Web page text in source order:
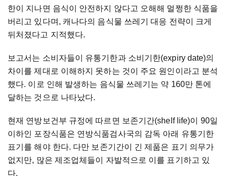
한이 지나면 음식이 안전하지 않다고 오해해 멀쩡한 식품을
버리고 있다며, 캐나다의 음식물 쓰레기 대응 전략이 크게
뒤처졌다고 지적했다.
보고서는 소비자들이 유통기한과 소비기한(expiry date)의
차이를 제대로 이해하지 못하는 것이 주요 원인이라고 분석
했다. 이로 인해 발생하는 음식물 쓰레기는 약 160만 톤에
달하는 것으로 나타났다.
현재 연방보건부 규정에 따르면 보존기간(shelf life)이 90일
이하인 포장식품은 연방식품검사국의 감독 아래 유통기한
표기를 해야 한다. 다만 보존기간이 긴 제품은 표기 의무가
없지만, 많은 제조업체들이 자발적으로 이를 표기하고 있
다.